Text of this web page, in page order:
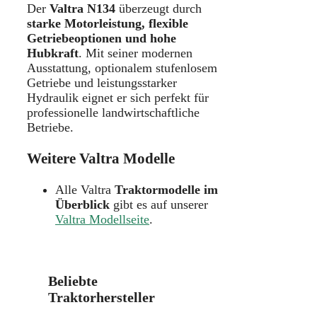
Der Valtra N134 überzeugt durch
starke Motorleistung, flexible
Getriebeoptionen und hohe
Hubkraft. Mit seiner modernen
Ausstattung, optionalem stufenlosem
Getriebe und leistungsstarker
Hydraulik eignet er sich perfekt für
professionelle landwirtschaftliche
Betriebe.
Weitere Valtra Modelle
Alle Valtra Traktormodelle im
Überblick gibt es auf unserer
Valtra Modellseite.
Beliebte
Traktorhersteller